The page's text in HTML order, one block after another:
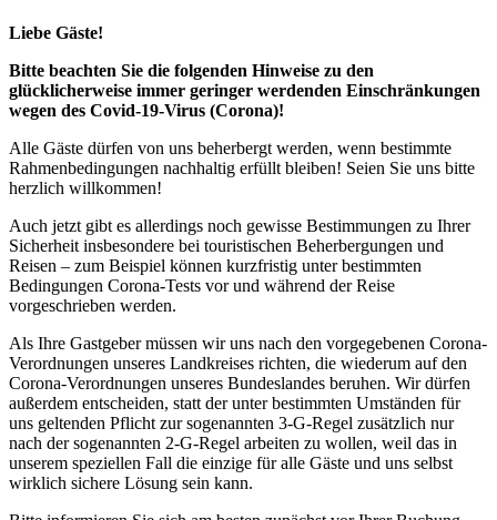
Liebe Gäste!
Bitte beachten Sie die folgenden Hinweise zu den
glücklicherweise immer geringer werdenden Einschränkungen
wegen des Covid-19-Virus (Corona)!
Alle Gäste dürfen von uns beherbergt werden, wenn bestimmte
Rahmenbedingungen nachhaltig erfüllt bleiben! Seien Sie uns bitte
herzlich willkommen!
Auch jetzt gibt es allerdings noch gewisse Bestimmungen zu Ihrer
Sicherheit insbesondere bei touristischen Beherbergungen und
Reisen – zum Beispiel können kurzfristig unter bestimmten
Bedingungen Corona-Tests vor und während der Reise
vorgeschrieben werden.
Als Ihre Gastgeber müssen wir uns nach den vorgegebenen Corona-
Verordnungen unseres Landkreises richten, die wiederum auf den
Corona-Verordnungen unseres Bundeslandes beruhen. Wir dürfen
außerdem entscheiden, statt der unter bestimmten Umständen für
uns geltenden Pflicht zur sogenannten 3-G-Regel zusätzlich nur
nach der sogenannten 2-G-Regel arbeiten zu wollen, weil das in
unserem speziellen Fall die einzige für alle Gäste und uns selbst
wirklich sichere Lösung sein kann.